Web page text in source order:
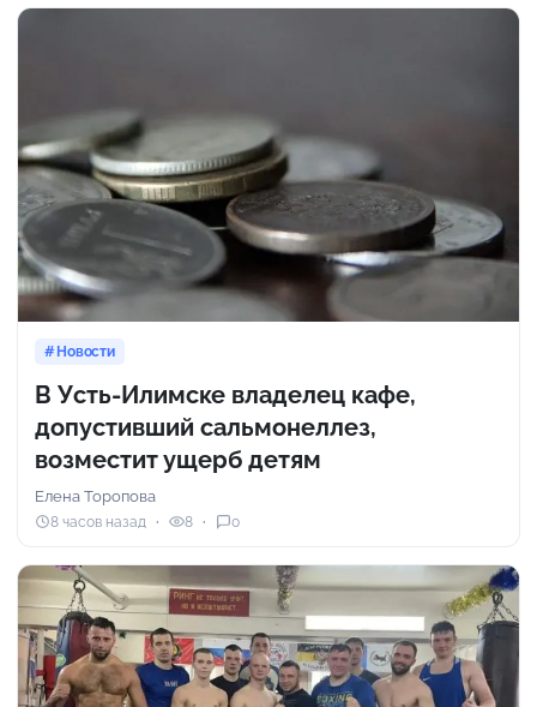
Новости
В Усть-Илимске владелец кафе,
допустивший сальмонеллез,
возместит ущерб детям
Елена Торопова
8 часов назад 8 0